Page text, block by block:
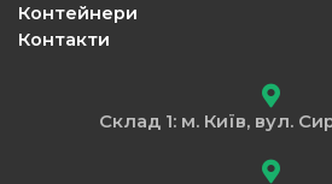
Контейнери
Контакти
Склад 1: м. Київ, вул.